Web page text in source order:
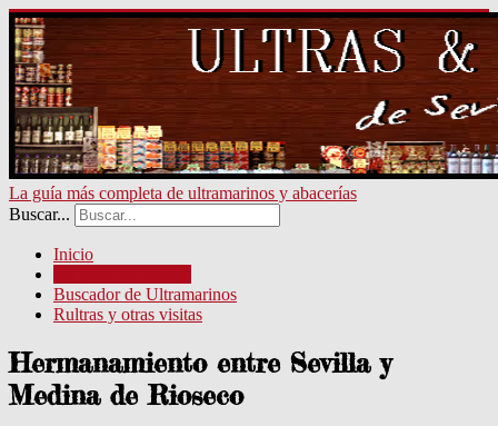
La guía más completa de ultramarinos y abacerías
Buscar...
Inicio
Buscador de Ultramarinos
Rultras y otras visitas
Hermanamiento entre Sevilla y
Medina de Rioseco